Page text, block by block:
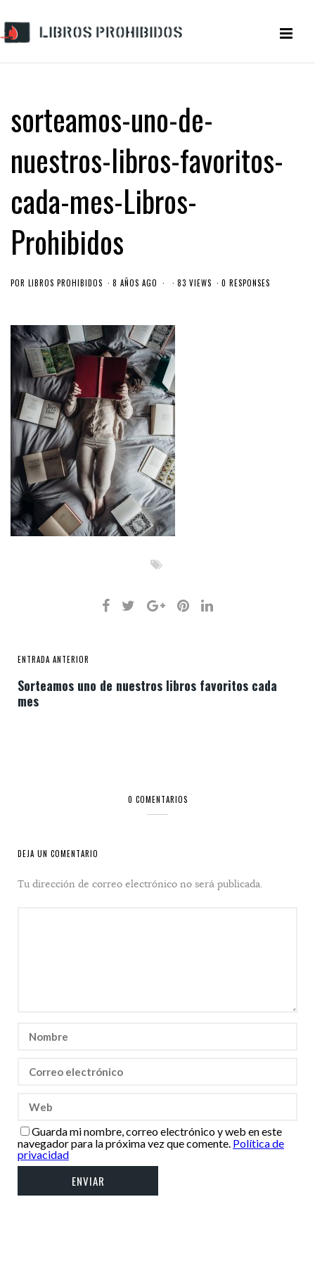
sorteamos-uno-de-
nuestros-libros-favoritos-
cada-mes-Libros-
Prohibidos
POR LIBROS PROHIBIDOS 8 AÑOS AGO 83 VIEWS 0 RESPONSES
ENTRADA ANTERIOR
Sorteamos uno de nuestros libros favoritos cada
mes
0 COMENTARIOS
DEJA UN COMENTARIO
Tu dirección de correo electrónico no será publicada.
Guarda mi nombre, correo electrónico y web en este
navegador para la próxima vez que comente. Política de
privacidad